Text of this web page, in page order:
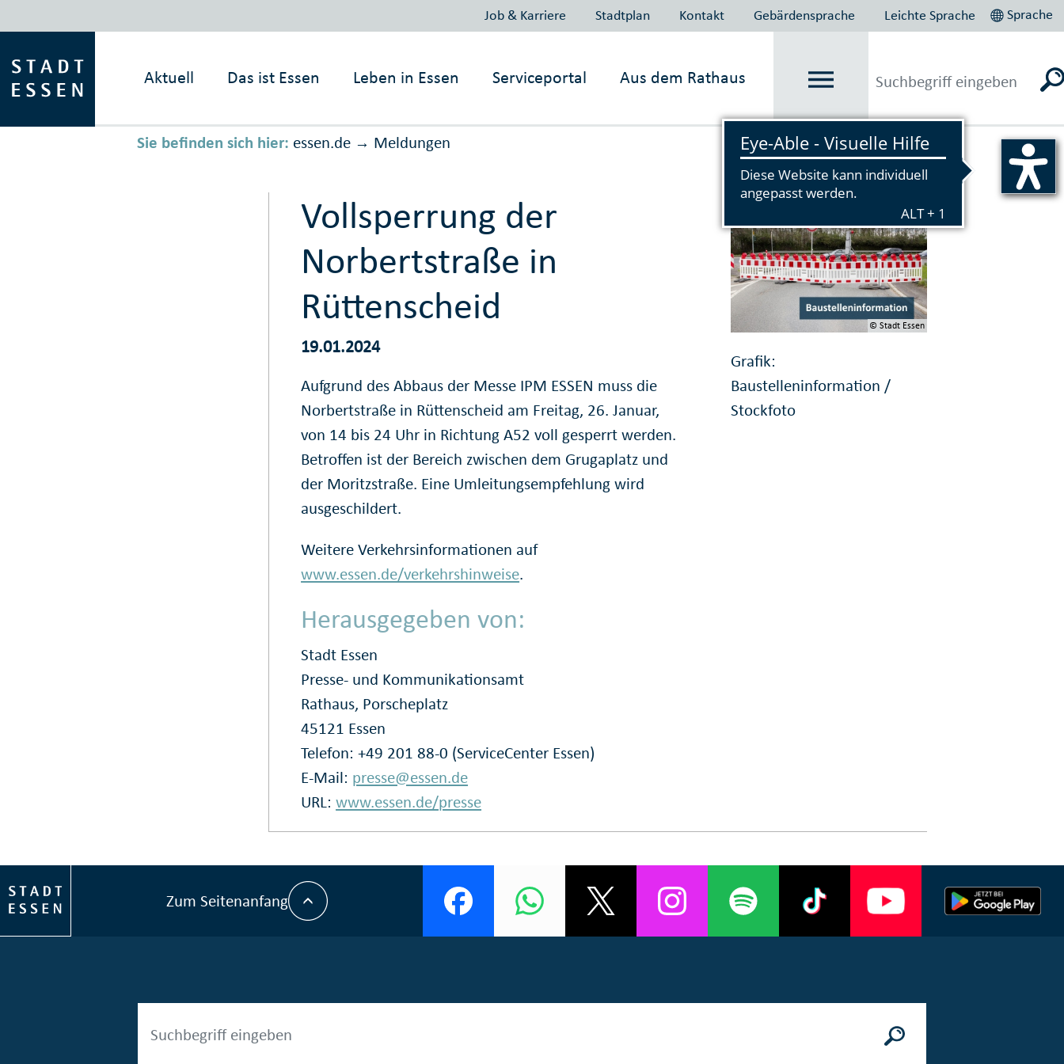
Job & Karriere Stadtplan Kontakt Gebärdensprache Leichte Sprache Sprache
Aktuell Das ist Essen Leben in Essen Serviceportal Aus dem Rathaus
Sie befinden sich hier: essen.de → Meldungen Vorlesen
Vollsperrung der
Norbertstraße in
Rüttenscheid
19.01.2024
Aufgrund des Abbaus der Messe IPM ESSEN muss die
Norbertstraße in Rüttenscheid am Freitag, 26. Januar,
von 14 bis 24 Uhr in Richtung A52 voll gesperrt werden.
Betroffen ist der Bereich zwischen dem Grugaplatz und
der Moritzstraße. Eine Umleitungsempfehlung wird
ausgeschildert.
Weitere Verkehrsinformationen auf
www.essen.de/verkehrshinweise.
Herausgegeben von:
Stadt Essen
Presse- und Kommunikationsamt
Rathaus, Porscheplatz
45121 Essen
Telefon: +49 201 88-0 (ServiceCenter Essen)
E-Mail: presse@essen.de
URL:www.essen.de/presse
© Stadt Essen
Grafik:
Baustelleninformation /
Stockfoto
Zum Seitenanfang